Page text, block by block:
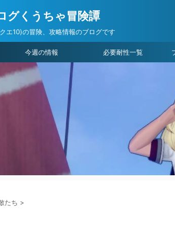
グくうちゃ冒険譚
エ10)の冒険、攻略情報のブログです
今週の情報 必要耐性一覧
たち >